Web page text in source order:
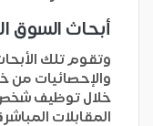
أبحاث السوق
وتقوم تلك
والإحصائيات من
خلال توظيف شخص
المقابلات